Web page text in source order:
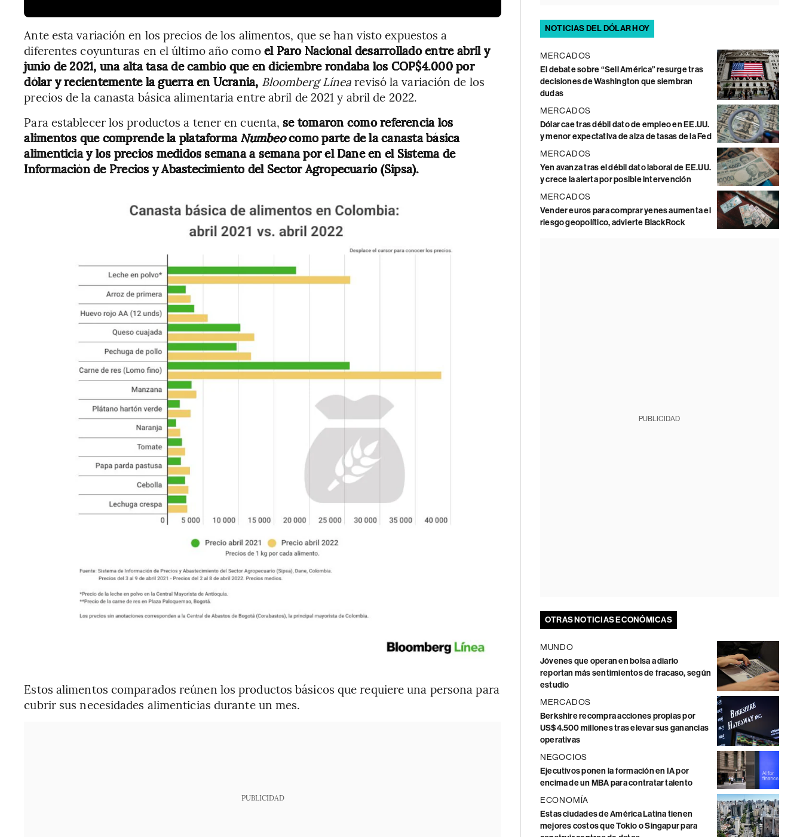
Ante esta variación en los precios de los alimentos, que se han visto expuestos a
diferentes coyunturas en el último año comoel Paro Nacional desarrollado entre abril y
junio de 2021, una alta tasa de cambio que en diciembre rondaba los COP$4.000 por
dólar y recientemente la guerra en Ucrania, Bloomberg Línearevisó la variación de los
precios de la canasta básica alimentaria entre abril de 2021 y abril de 2022.
Para establecer los productos a tener en cuenta, se tomaron como referencia los
alimentos que comprende la plataformaNumbeocomo parte de la canasta básica
alimenticia y los precios medidos semana a semana por el Dane en el Sistema de
Información de Precios y Abastecimiento del Sector Agropecuario (Sipsa).
Estos alimentos comparados reúnen los productos básicos que requiere una persona para
cubrir sus necesidades alimenticias durante un mes.
PUBLICIDAD
NOTICIAS DEL DÓLAR HOY
MERCADOS
El debate sobre “Sell América” resurge tras
decisiones de Washington que siembran
dudas
MERCADOS
Dólar cae tras débil dato de empleo en EE.UU.
y menor expectativa de alza de tasas de la Fed
MERCADOS
Yen avanza tras el débil dato laboral de EE.UU.
y crece la alerta por posible intervención
MERCADOS
Vender euros para comprar yenes aumenta el
riesgo geopolítico, advierte BlackRock
PUBLICIDAD
OTRAS NOTICIAS ECONÓMICAS
MUNDO
Jóvenes que operan en bolsa a diario
reportan más sentimientos de fracaso, según
estudio
MERCADOS
Berkshire recompra acciones propias por
US$4.500 millones tras elevar sus ganancias
operativas
NEGOCIOS
Ejecutivos ponen la formación en IA por
encima de un MBA para contratar talento
ECONOMÍA
Estas ciudades de América Latina tienen
mejores costos que Tokio o Singapur para